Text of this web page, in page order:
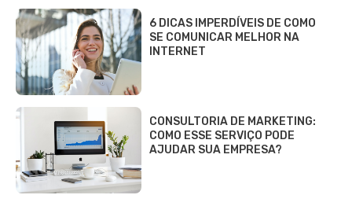
6 DICAS IMPERDÍVEIS DE COMO
SE COMUNICAR MELHOR NA
INTERNET
CONSULTORIA DE MARKETING:
COMO ESSE SERVIÇO PODE
AJUDAR SUA EMPRESA?